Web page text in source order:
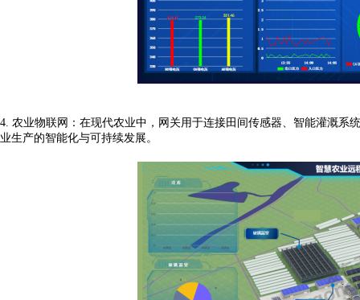
4. 农业物联网：在现代农业中，网关用于连接田间传感器、智能灌溉系
业生产的智能化与可持续发展。